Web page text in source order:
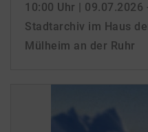
10:00 Uhr | 09.07.2026
Stadtarchiv im Haus
Mülheim an der Ruhr